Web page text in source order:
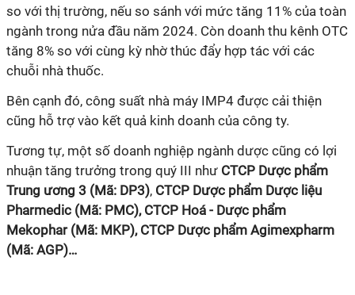
so với thị trường, nếu so sánh với mức tăng 11% của toàn
ngành trong nửa đầu năm 2024. Còn doanh thu kênh OTC
tăng 8% so với cùng kỳ nhờ thúc đẩy hợp tác với các
chuỗi nhà thuốc.
Bên cạnh đó, công suất nhà máy IMP4 được cải thiện
cũng hỗ trợ vào kết quả kinh doanh của công ty.
Tương tự, một số doanh nghiệp ngành dược cũng có lợi
nhuận tăng trưởng trong quý III như CTCP Dược phẩm
Trung ương 3 (Mã: DP3), CTCP Dược phẩm Dược liệu
Pharmedic (Mã: PMC), CTCP Hoá - Dược phẩm
Mekophar (Mã: MKP), CTCP Dược phẩm Agimexpharm
(Mã: AGP)…